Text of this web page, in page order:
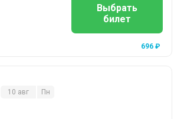
Выбрать
билет
696 ₽
10 авг Пн